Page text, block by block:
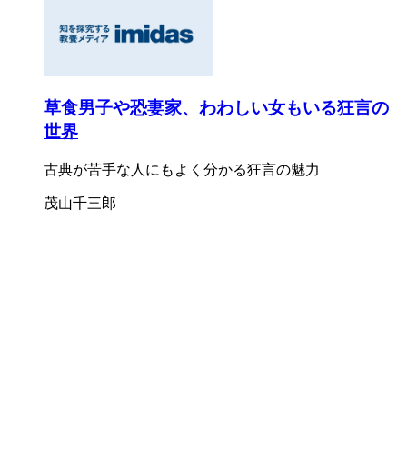
草食男子や恐妻家、わわしい女もいる狂言の
世界
古典が苦手な人にもよく分かる狂言の魅力
茂山千三郎